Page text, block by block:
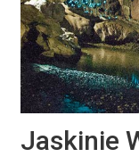
Jaskinie